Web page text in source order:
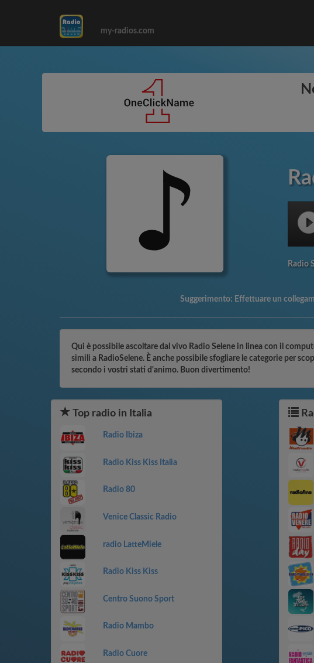
my-radios.com
Radio
Suggerimento: Effettuare un
Qui è possibile ascoltare dal vivo Radio Selene in linea con il
simili a RadioSelene. È anche possibile sfogliare le categorie per
secondo i vostri stati d'animo. Buon divertimento!
Top radio in Italia
Radio Ibiza
Radio Kiss Kiss Italia
Radio 80
Venice Classic Radio
radio LatteMiele
Radio Kiss Kiss
Centro Suono Sport
Radio Mambo
Radio Cuore